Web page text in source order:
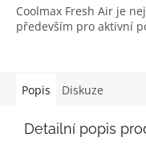
Coolmax Fresh Air je
především pro aktivní
Popis Diskuze
Detailní popis